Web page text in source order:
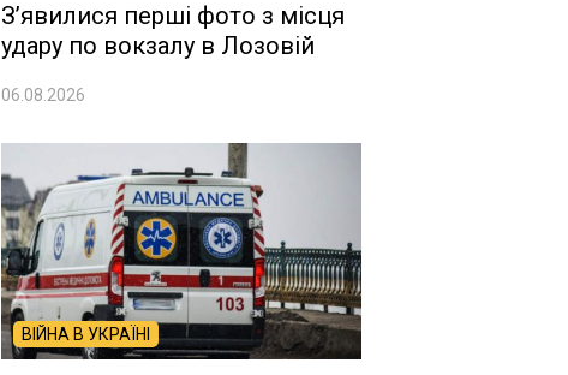
Зʼявилися перші фото з місця
удару по вокзалу в Лозовій
06.08.2026
ВІЙНА В УКРАЇНІ